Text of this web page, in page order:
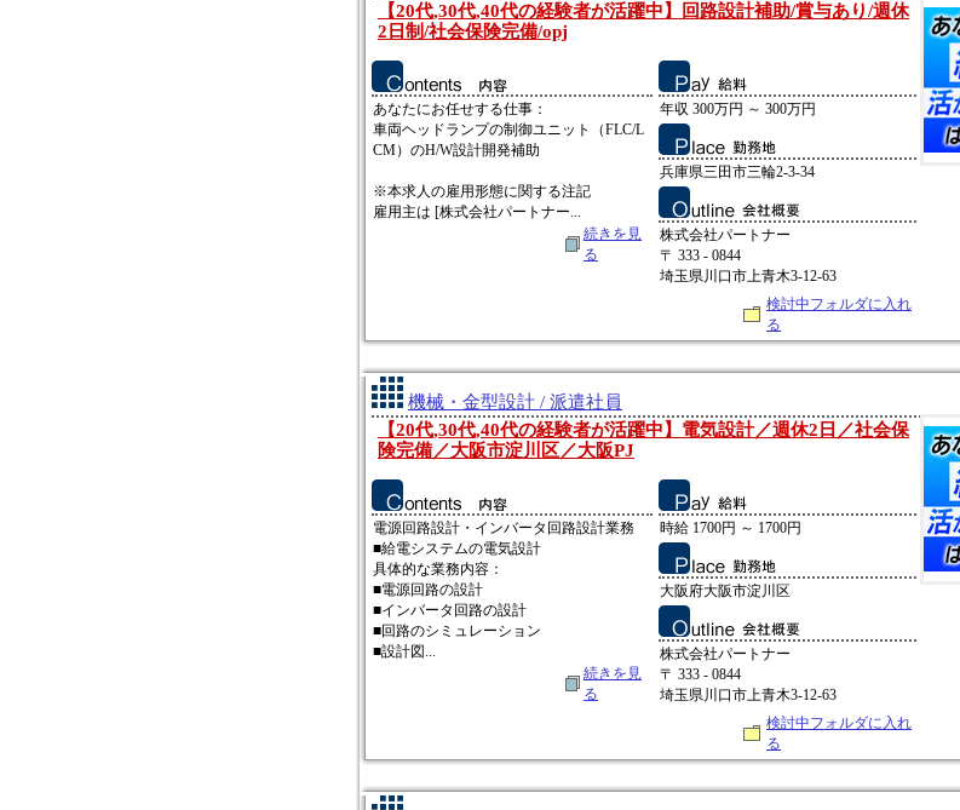
【20代,30代,40代の経験者が活躍中】回路設計補助/賞与あり/週休
2日制/社会保険完備/opj
あなたにお任せする仕事：
車両ヘッドランプの制御ユニット（FLC/L
CM）のH/W設計開発補助
※本求人の雇用形態に関する注記
雇用主は [株式会社パートナー...
続きを見
る
年収 300万円 ～ 300万円
兵庫県三田市三輪2-3-34
株式会社パートナー
〒 333 - 0844
埼玉県川口市上青木3-12-63
検討中フォルダに入れ
る
機械・金型設計 / 派遣社員
【20代,30代,40代の経験者が活躍中】電気設計／週休2日／社会保
険完備／大阪市淀川区／大阪PJ
電源回路設計・インバータ回路設計業務
■給電システムの電気設計
具体的な業務内容：
■電源回路の設計
■インバータ回路の設計
■回路のシミュレーション
■設計図...
続きを見
る
時給 1700円 ～ 1700円
大阪府大阪市淀川区
株式会社パートナー
〒 333 - 0844
埼玉県川口市上青木3-12-63
検討中フォルダに入れ
る